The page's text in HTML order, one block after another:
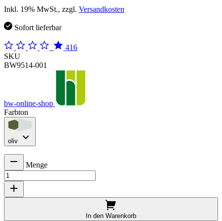
Inkl. 19% MwSt., zzgl. Versandkosten
Sofort lieferbar
416
SKU
BW9514-001
bw-online-shop
Farbton
oliv
Menge
In den Warenkorb